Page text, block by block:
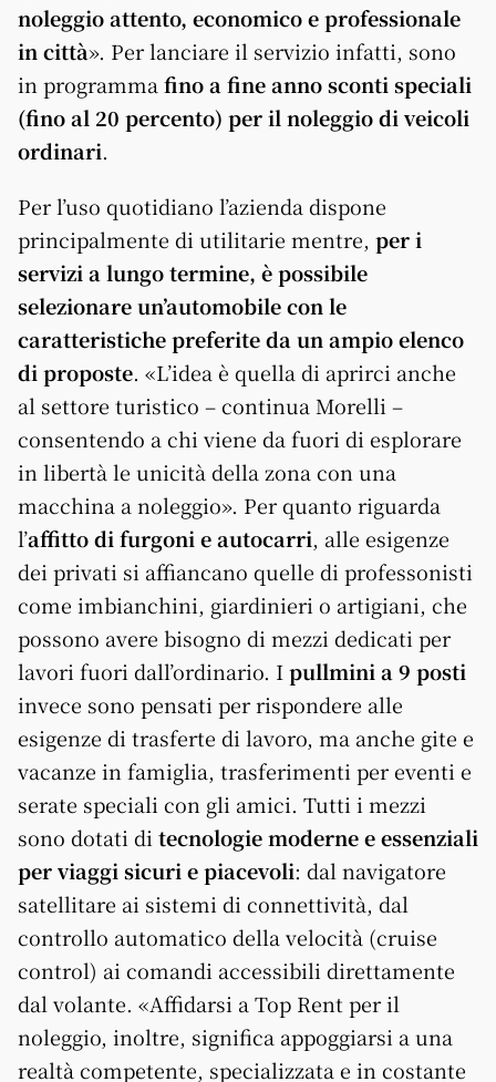
noleggio attento, economico e professionale
in città». Per lanciare il servizio infatti, sono
in programma fino a fine anno sconti speciali
(fino al 20 percento) per il noleggio di veicoli
ordinari.
Per l’uso quotidiano l’azienda dispone
principalmente di utilitarie mentre, per i
servizi a lungo termine, è possibile
selezionare un’automobile con le
caratteristiche preferite da un ampio elenco
di proposte. «L’idea è quella di aprirci anche
al settore turistico – continua Morelli –
consentendo a chi viene da fuori di esplorare
in libertà le unicità della zona con una
macchina a noleggio». Per quanto riguarda
l’affitto di furgoni e autocarri, alle esigenze
dei privati si affiancano quelle di professonisti
come imbianchini, giardinieri o artigiani, che
possono avere bisogno di mezzi dedicati per
lavori fuori dall’ordinario. Ipullmini a 9 posti
invece sono pensati per rispondere alle
esigenze di trasferte di lavoro, ma anche gite e
vacanze in famiglia, trasferimenti per eventi e
serate speciali con gli amici. Tutti i mezzi
sono dotati di tecnologie moderne e essenziali
per viaggi sicuri e piacevoli: dal navigatore
satellitare ai sistemi di connettività, dal
controllo automatico della velocità (cruise
control) ai comandi accessibili direttamente
dal volante. «Affidarsi a Top Rent per il
noleggio, inoltre, significa appoggiarsi a una
realtà competente, specializzata e in costante